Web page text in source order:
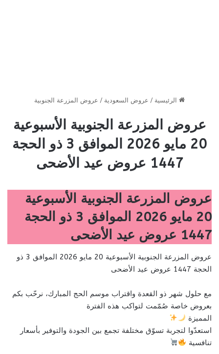
الرئيسية / عروض السعودية / عروض المزرعة الجنوبية
عروض المزرعة الجنوبية الأسبوعية
20 مايو 2026 الموافق 3 ذو الحجة
1447 عروض عيد الأضحى
عروض المزرعة الجنوبية الأسبوعية
20 مايو 2026 الموافق 3 ذو الحجة
1447 عروض عيد الأضحى
عروض المزرعة الجنوبية الأسبوعية 20 مايو 2026 الموافق 3 ذو
الحجة 1447 عروض عيد الأضحى
مع حلول شهر ذو القعدة واقتراب موسم الحج المبارك، نرحّب بكم
بعروض خاصة صُمّمت لتواكب هذه الفترة
المميزة
استعدّوا لتجربة تسوّق مختلفة تجمع بين الجودة والتوفير بأسعار
تنافسية